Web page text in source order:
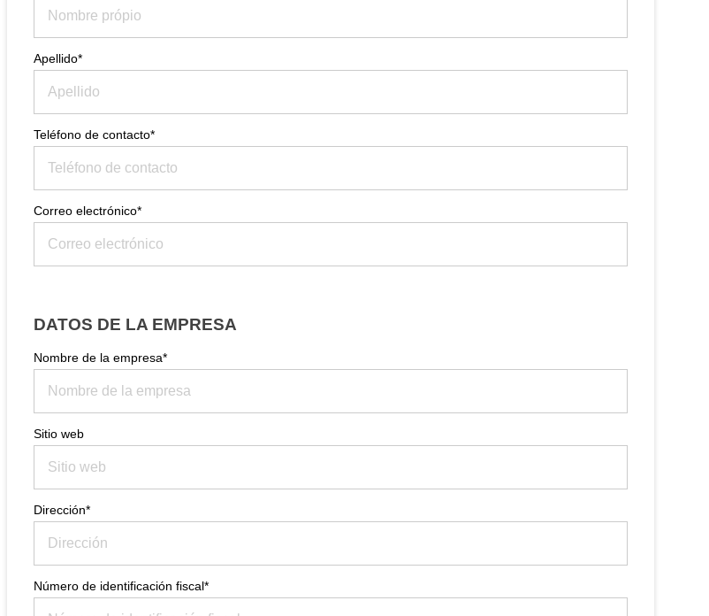
Apellido*
Teléfono de contacto*
Correo electrónico*
DATOS DE LA EMPRESA
Nombre de la empresa*
Sitio web
Dirección*
Número de identificación fiscal*